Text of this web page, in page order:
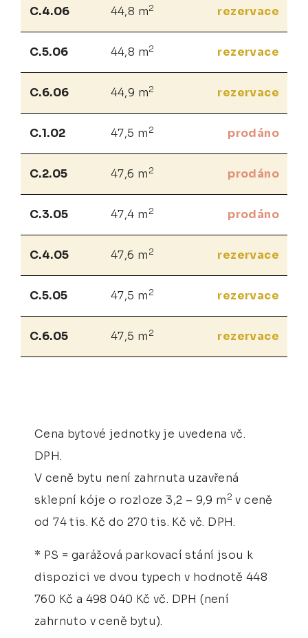
C.4.06 44,8 m2 rezervace
C.5.06 44,8 m2 rezervace
C.6.06 44,9 m2 rezervace
C.1.02 47,5 m 2 prodáno
C.2.05 47,6 m 2 prodáno
C.3.05 47,4 m 2 prodáno
C.4.05 47,6 m 2 rezervace
C.5.05 47,5 m 2 rezervace
C.6.05 47,5 m 2 rezervace
Cena bytové jednotky je uvedena vč.
DPH.
V ceně bytu není zahrnuta uzavřená
sklepní kóje o rozloze 3,2 – 9,9 m 2 v ceně
od 74 tis. Kč do 270 tis. Kč vč. DPH.
* PS = garážová parkovací stání jsou k
dispozici ve dvou typech v hodnotě 448
760 Kč a 498 040 Kč vč. DPH (není
zahrnuto v ceně bytu).